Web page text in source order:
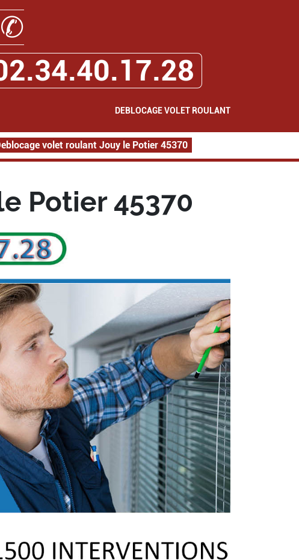
✆
DEBLOCAGE VOLET ROULANT
volet roulant Jouy le Potier 45370
Potier 45370